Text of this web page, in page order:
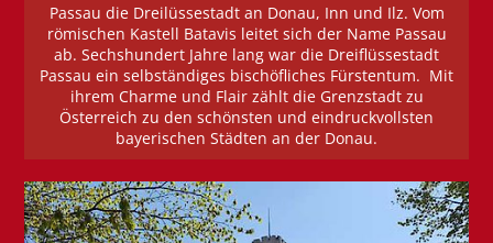
Passau die Dreilüssestadt an Donau, Inn und Ilz. Vom
römischen Kastell Batavis leitet sich der Name Passau
ab. Sechshundert Jahre lang war die Dreiflüssestadt
Passau ein selbständiges bischöfliches Fürstentum. Mit
ihrem Charme und Flair zählt die Grenzstadt zu
Österreich zu den schönsten und eindruckvollsten
bayerischen Städten an der Donau.